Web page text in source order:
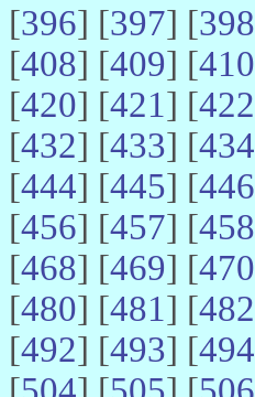
[396] [397] [398
[408] [409] [410
[420] [421] [422
[432] [433] [434
[444] [445] [446
[456] [457] [458
[468] [469] [470
[480] [481] [482
[492] [493] [494